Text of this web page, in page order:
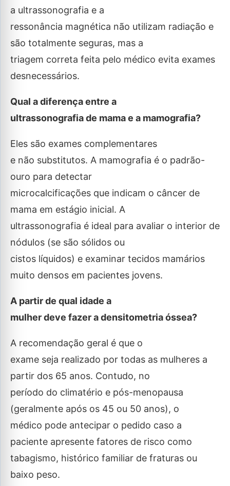
a ultrassonografia e a
ressonância magnética não utilizam radiação e
são totalmente seguras, mas a
triagem correta feita pelo médico evita exames
desnecessários.
Qual a diferença entre a
ultrassonografia de mama e a mamografia?
Eles são exames complementares
e não substitutos. A mamografia é o padrão-
ouro para detectar
microcalcificações que indicam o câncer de
mama em estágio inicial. A
ultrassonografia é ideal para avaliar o interior de
nódulos (se são sólidos ou
cistos líquidos) e examinar tecidos mamários
muito densos em pacientes jovens.
A partir de qual idade a
mulher deve fazer a densitometria óssea?
A recomendação geral é que o
exame seja realizado por todas as mulheres a
partir dos 65 anos. Contudo, no
período do climatério e pós-menopausa
(geralmente após os 45 ou 50 anos), o
médico pode antecipar o pedido caso a
paciente apresente fatores de risco como
tabagismo, histórico familiar de fraturas ou
baixo peso.